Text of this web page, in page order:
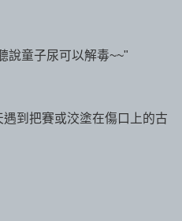
說童子尿可以解毒~~"
到把賽或洨塗在傷口上的古